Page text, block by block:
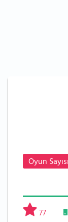
Oyun Sayısı
77